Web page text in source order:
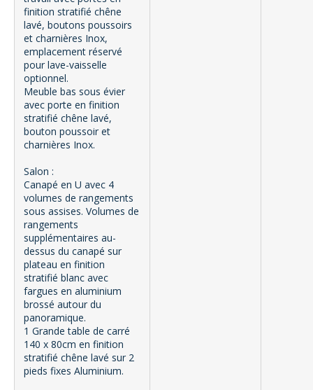
finition stratifié chêne
lavé, boutons poussoirs
et charnières Inox,
emplacement réservé
pour lave-vaisselle
optionnel.
Meuble bas sous évier
avec porte en finition
stratifié chêne lavé,
bouton poussoir et
charnières Inox.
Salon :
Canapé en U avec 4
volumes de rangements
sous assises. Volumes de
rangements
supplémentaires au-
dessus du canapé sur
plateau en finition
stratifié blanc avec
fargues en aluminium
brossé autour du
panoramique.
1 Grande table de carré
140 x 80cm en finition
stratifié chêne lavé sur 2
pieds fixes Aluminium.